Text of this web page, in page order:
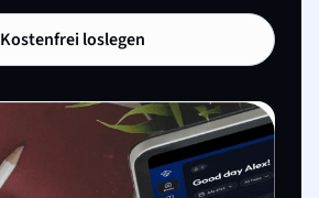
Kostenfrei loslegen